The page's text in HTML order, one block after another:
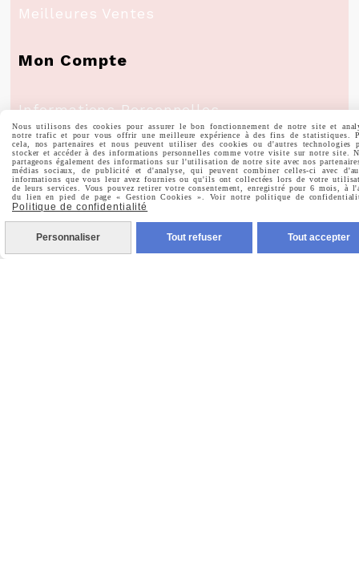
Meilleures Ventes
Mon Compte
Informations Personnelles
Commandes
Nous Suivre
Nous utilisons des cookies pour assurer le bon fonctionnement de notre site et
notre trafic et pour vous offrir une meilleure expérience à des fins de statistiques.
cela, nos partenaires et nous peuvent utiliser des cookies ou d'autres technologies
stocker et accéder à des informations personnelles comme votre visite sur notre site.
partageons également des informations sur l'utilisation de notre site avec nos
médias sociaux, de publicité et d'analyse, qui peuvent combiner celles-ci avec
informations que vous leur avez fournies ou qu'ils ont collectées lors de votre
de leurs services. Vous pouvez retirer votre consentement, enregistré pour 6 mois, à
du lien en pied de page « Gestion Cookies ». Voir notre politique de
Politique de confidentialité
Personnaliser Tout refuser Tout accepter